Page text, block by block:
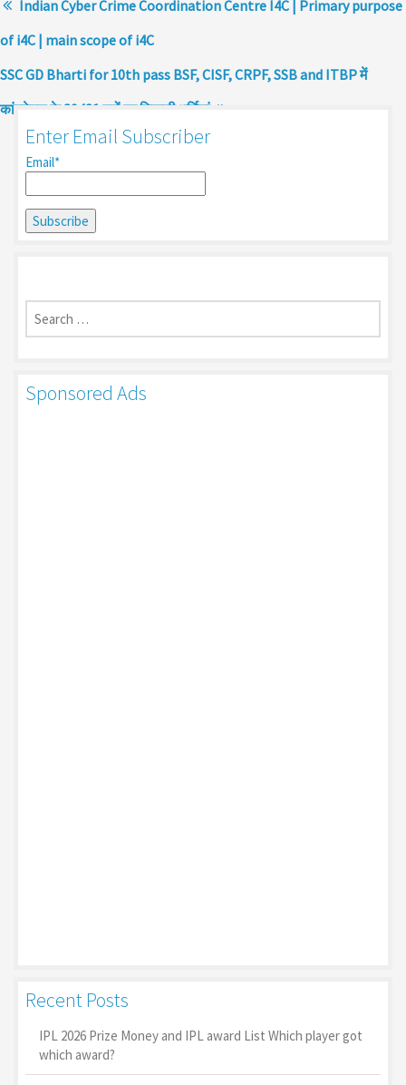
Indian Cyber Crime Coordination Centre I4C | Primary purpose
of i4C | main scope of i4C
SSC GD Bharti for 10th pass BSF, CISF, CRPF, SSB and ITBP में
कांस्टेबल के 39481 पदों पर निकली भर्तियां
Enter Email Subscriber
Email*
Search
for:
Sponsored Ads
Recent Posts
IPL 2026 Prize Money and IPL award List Which player got
which award?